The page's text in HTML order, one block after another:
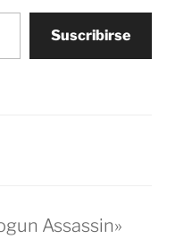
Suscribirse
Assassin»